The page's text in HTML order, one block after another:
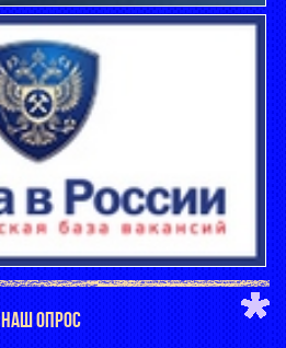
НАШ ОПРОС